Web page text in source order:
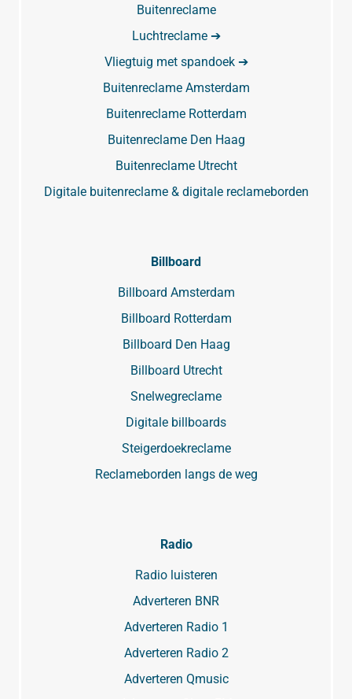
Buitenreclame
Luchtreclame ➔
Vliegtuig met spandoek ➔
Buitenreclame Amsterdam
Buitenreclame Rotterdam
Buitenreclame Den Haag
Buitenreclame Utrecht
Digitale buitenreclame & digitale reclameborden
Billboard
Billboard Amsterdam
Billboard Rotterdam
Billboard Den Haag
Billboard Utrecht
Snelwegreclame
Digitale billboards
Steigerdoekreclame
Reclameborden langs de weg
Radio
Radio luisteren
Adverteren BNR
Adverteren Radio 1
Adverteren Radio 2
Adverteren Qmusic